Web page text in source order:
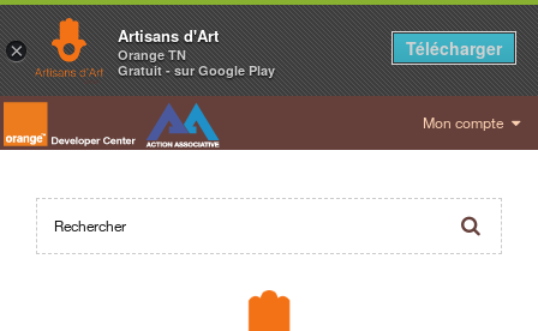
Mon compte
×
Artisans d'Art
Orange TN
Gratuit - sur Google Play
Télécharger